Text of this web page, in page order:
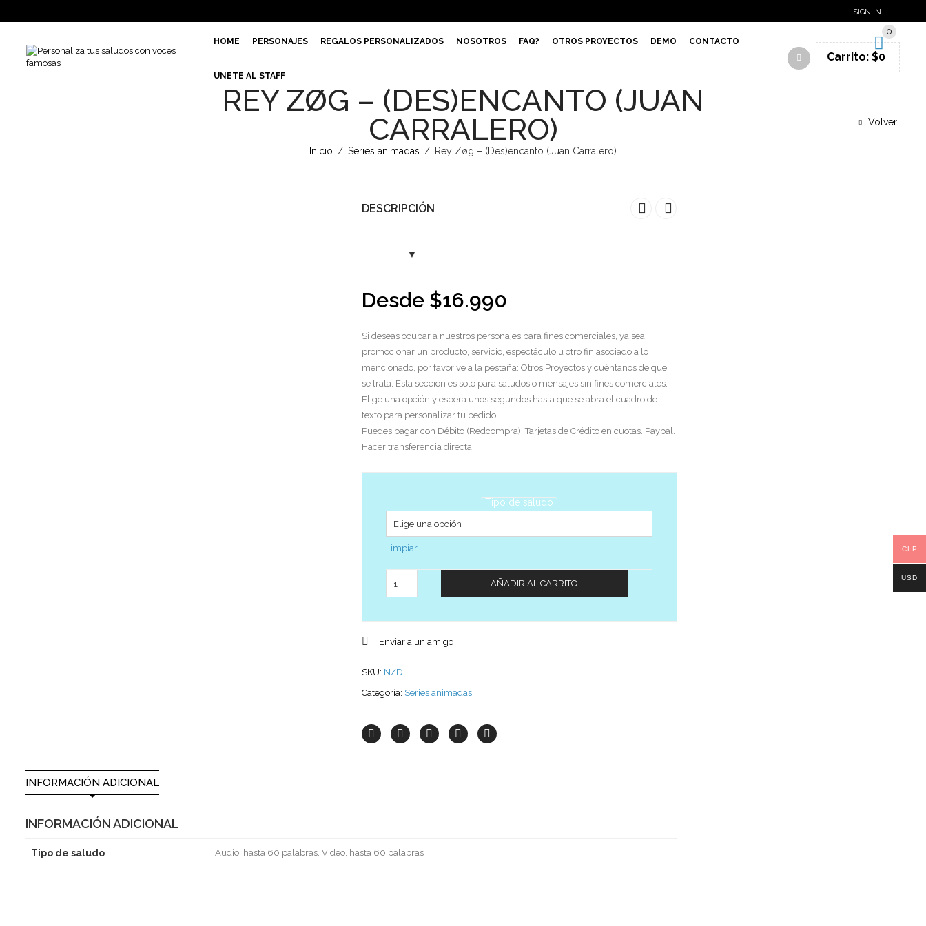
SIGN IN
HOME PERSONAJES REGALOS PERSONALIZADOS NOSOTROS FAQ? OTROS PROYECTOS DEMO CONTACTO
UNETE AL STAFF
0
Carrito: $0
REY ZØG – (DES)ENCANTO (JUAN
CARRALERO)
Inicio / Series animadas / Rey Zøg – (Des)encanto (Juan Carralero)
Volver
DESCRIPCIÓN
Desde $16.990
Si deseas ocupar a nuestros personajes para fines comerciales, ya sea
promocionar un producto, servicio, espectáculo u otro fin asociado a lo
mencionado, por favor ve a la pestaña: Otros Proyectos y cuéntanos de que
se trata. Esta sección es solo para saludos o mensajes sin fines comerciales.
Elige una opción y espera unos segundos hasta que se abra el cuadro de
texto para personalizar tu pedido.
Puedes pagar con Débito (Redcompra). Tarjetas de Crédito en cuotas. Paypal.
Hacer transferencia directa.
Tipo de saludo
Limpiar
AÑADIR AL CARRITO
Enviar a un amigo
SKU: N/D
Categoría: Series animadas
INFORMACIÓN ADICIONAL
INFORMACIÓN ADICIONAL
Tipo de saludo Audio, hasta 60 palabras, Video, hasta 60 palabras
CLP
USD